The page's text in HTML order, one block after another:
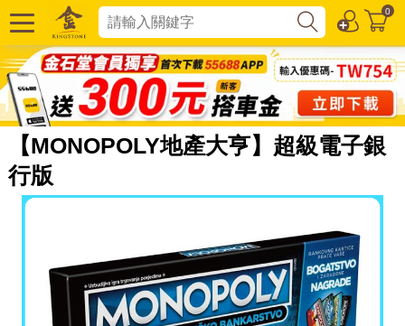
0
【MONOPOLY地產大亨】超級電子銀
行版